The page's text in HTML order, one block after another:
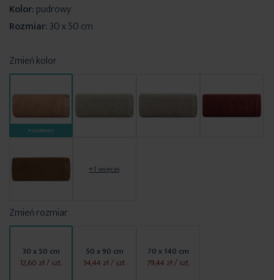
Kolor:pudrowy
Rozmiar:30 x 50 cm
Zmień kolor
PUDROWY
+1 więcej
Zmień rozmiar
30 x 50 cm
12,60 zł/ szt.
50 x 90 cm
34,44 zł/ szt.
70 x 140 cm
79,44 zł/ szt.